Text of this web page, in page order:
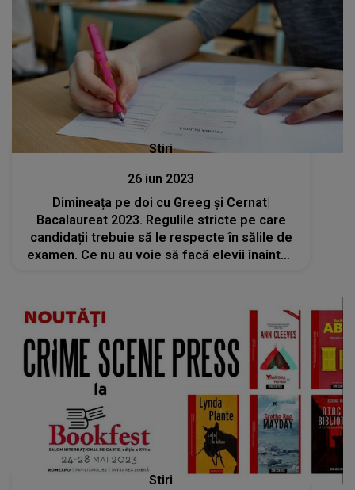
Stiri
26 iun 2023
Dimineața pe doi cu Greeg și Cernat|
Bacalaureat 2023. Regulile stricte pe care
candidații trebuie să le respecte în sălile de
examen. Ce nu au voie să facă elevii înaintea
Stiri